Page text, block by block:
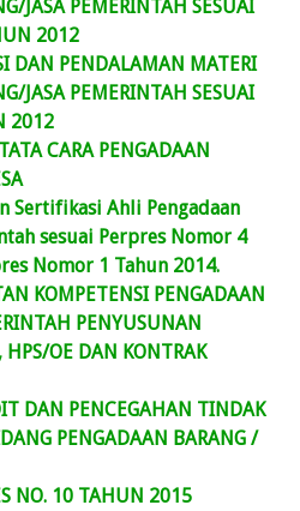
JASA PEMERINTAH SESUAI
2012
DAN PENDALAMAN MATERI
JASA PEMERINTAH SESUAI
2012
CARA PENGADAAN
Sertifikasi Ahli Pengadaan
sesuai Perpres Nomor 4
Nomor 1 Tahun 2014.
KOMPETENSI PENGADAAN
PENYUSUNAN
HPS/OE DAN KONTRAK
DAN PENCEGAHAN TINDAK
PENGADAAN BARANG /
NO. 10 TAHUN 2015